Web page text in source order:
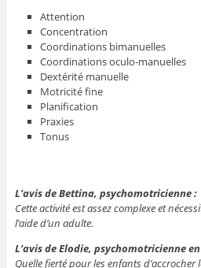
Attention
Concentration
Coordinations bimanuelles
Coordinations oculo-manuelles
Dextérité manuelle
Motricité fine
Planification
Praxies
Tonus
L’avis de Bettina, psychomotricienne :
Cette activité est assez complexe et
l’aide d’un adulte.
L’avis de Elodie, psychomotricienne
Quelle fierté pour les enfants